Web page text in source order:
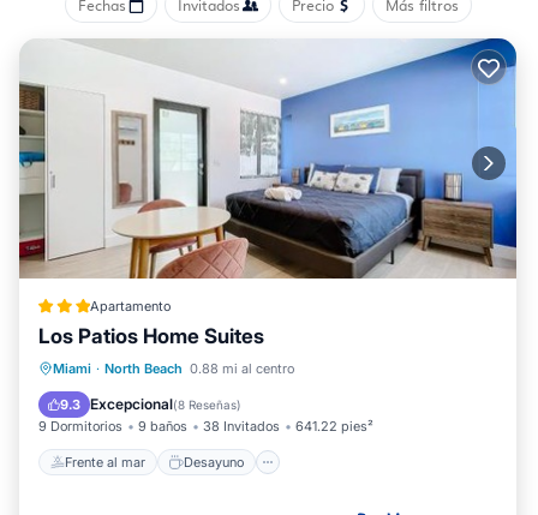
incluyen una playa privada, una piscina al aire libre y
gimnasio.
Fechas Invitados Precio Más filtros
Apartamento
Los Patios Home Suites
Miami · North Beach 0.88 mi al centro
9.3 Excepcional(8 Reseñas)
9 Dormitorios 9 baños 38 Invitados 641.22 pies²
Frente al mar Desayuno
Frente al mar
Desayuno
Aparcamiento